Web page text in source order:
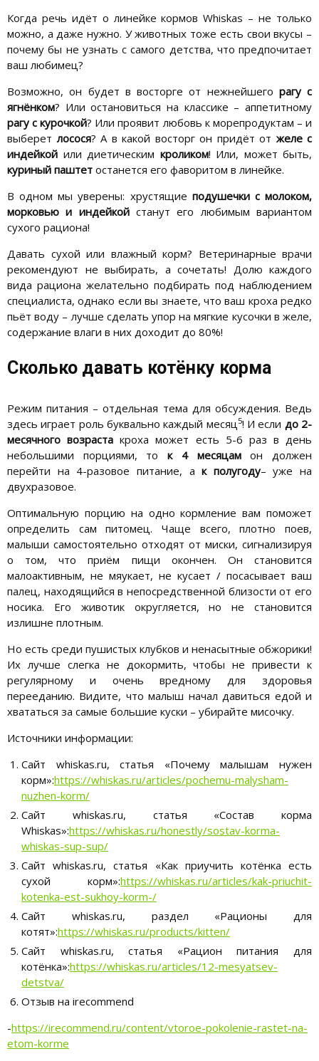
Когда речь идёт о линейке кормов Whiskas – не только
можно, а даже нужно. У животных тоже есть свои вкусы –
почему бы не узнать с самого детства, что предпочитает
ваш любимец?
Возможно, он будет в восторге от нежнейшего рагу с
ягнёнком? Или остановиться на классике – аппетитному
рагу с курочкой? Или проявит любовь к морепродуктам – и
выберетлосося? А в какой восторг он придёт от желе с
индейкой или диетическим кроликом! Или, может быть,
куриный паштет останется его фаворитом в линейке.
В одном мы уверены: хрустящие подушечки с молоком,
морковью и индейкой станут его любимым вариантом
сухого рациона!
Давать сухой или влажный корм? Ветеринарные врачи
рекомендуют не выбирать, а сочетать! Долю каждого
вида рациона желательно подбирать под наблюдением
специалиста, однако если вы знаете, что ваш кроха редко
пьёт воду – лучше сделать упор на мягкие кусочки в желе,
содержание влаги в них доходит до 80%!
Сколько давать котёнку корма
Режим питания – отдельная тема для обсуждения. Ведь
здесь играет роль буквально каждый месяц 5! И если до 2-
месячного возрастакроха может есть 5-6 раз в день
небольшими порциями, ток 4 месяцамон должен
перейти на 4-разовое питание, ак полугоду– уже на
двухразовое.
Оптимальную порцию на одно кормление вам поможет
определить сам питомец. Чаще всего, плотно поев,
малыши самостоятельно отходят от миски, сигнализируя
о том, что приём пищи окончен. Он становится
малоактивным, не мяукает, не кусает / посасывает ваш
палец, находящийся в непосредственной близости от его
носика. Его животик округляется, но не становится
излишне плотным.
Но есть среди пушистых клубков и ненасытные обжорики!
Их лучше слегка не докормить, чтобы не привести к
регулярному и очень вредному для здоровья
перееданию. Видите, что малыш начал давиться едой и
хвататься за самые большие куски – убирайте мисочку.
Источники информации:
Сайт whiskas.ru, статья «Почему малышам нужен
корм»:https://whiskas.ru/articles/pochemu-malysham-
nuzhen-korm/
Сайт whiskas.ru, статья «Состав корма
Whiskas»:https://whiskas.ru/honestly/sostav-korma-
whiskas-sup-sup/
Сайт whiskas.ru, статья «Как приучить котёнка есть
сухой корм»:https://whiskas.ru/articles/kak-priuchit-
kotenka-est-sukhoy-korm-/
Сайт whiskas.ru, раздел «Рационы для
котят»:https://whiskas.ru/products/kitten/
Сайт whiskas.ru, статья «Рацион питания для
котёнка»:https://whiskas.ru/articles/12-mesyatsev-
detstva/
Отзыв на irecommend
-https://irecommend.ru/content/vtoroe-pokolenie-rastet-na-
etom-korme